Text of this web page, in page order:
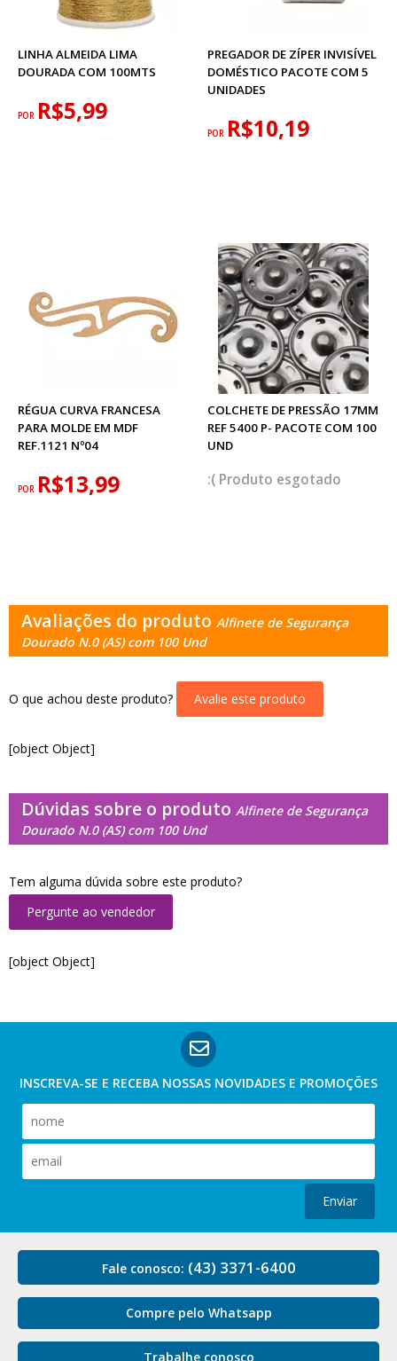
LINHA ALMEIDA LIMA
DOURADA COM 100MTS
POR R$5,99
PREGADOR DE ZÍPER INVISÍVEL
DOMÉSTICO PACOTE COM 5
UNIDADES
POR R$10,19
RÉGUA CURVA FRANCESA
PARA MOLDE EM MDF
REF.1121 Nº04
POR R$13,99
COLCHETE DE PRESSÃO 17MM
REF 5400 P- PACOTE COM 100
UND
esgotado
Avaliações do produto Alfinete de Segurança
Dourado N.0 (AS) com 100 Und
O que achou deste produto? Avalie este produto
[object Object]
Dúvidas sobre o produto Alfinete de Segurança
Dourado N.0 (AS) com 100 Und
Tem alguma dúvida sobre este produto?
Pergunte ao vendedor
[object Object]
INSCREVA-SE E RECEBA NOSSAS NOVIDADES E PROMOÇÕES
Enviar
Fale conosco: (43) 3371-6400
Compre pelo Whatsapp
Trabalhe conosco